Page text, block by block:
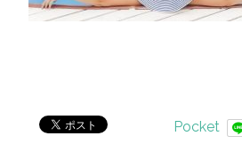
Pocket